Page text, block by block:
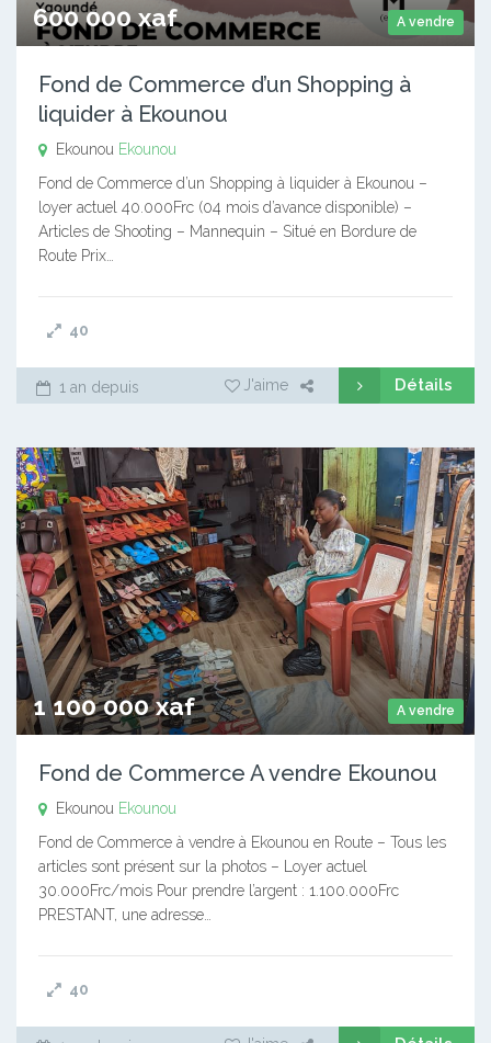
A vendre
600 000 xaf
Fond de Commerce d’un Shopping à
liquider à Ekounou
Ekounou Ekounou
Fond de Commerce d’un Shopping à liquider à Ekounou –
loyer actuel 40.000Frc (04 mois d’avance disponible) –
Articles de Shooting – Mannequin – Situé en Bordure de
Route Prix…
40
1 an depuis J'aime Détails
A vendre
1 100 000 xaf
Fond de Commerce A vendre Ekounou
Ekounou Ekounou
Fond de Commerce à vendre à Ekounou en Route – Tous les
articles sont présent sur la photos – Loyer actuel
30.000Frc/mois Pour prendre l’argent : 1.100.000Frc
PRESTANT, une adresse…
40